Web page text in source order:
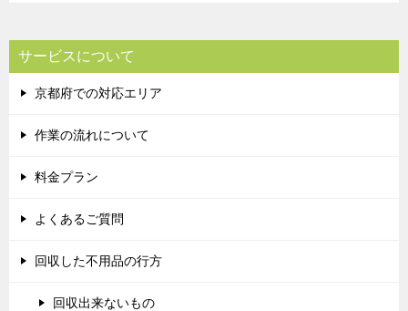
サービスについて
京都府での対応エリア
作業の流れについて
料金プラン
よくあるご質問
回収した不用品の行方
回収出来ないもの